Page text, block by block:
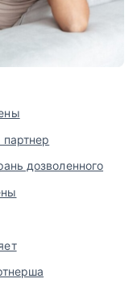
дозволенного